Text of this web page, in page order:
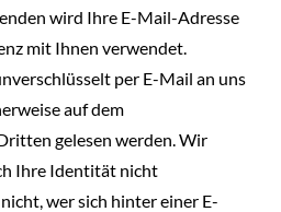
wird Ihre E-Mail-Adresse
mit Ihnen verwendet.
per E-Mail an uns
auf dem
gelesen werden. Wir
Ihre Identität nicht
wer sich hinter einer E-